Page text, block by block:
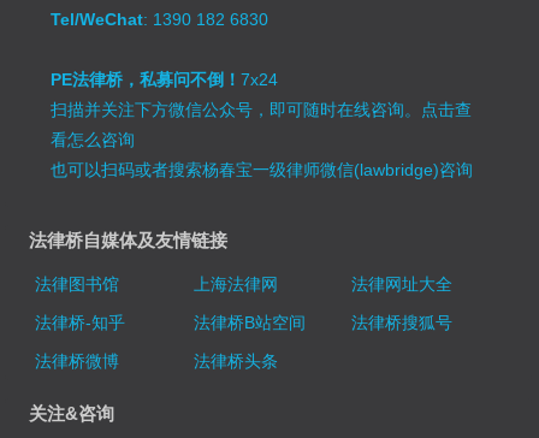
Tel/WeChat: 1390 182 6830
PE法律桥，私募问不倒！7x24
扫描并关注下方微信公众号，即可随时在线咨询。 点击查
看怎么咨询
也可以扫码或者搜索杨春宝一级律师微信(lawbridge)咨询
法律桥自媒体及友情链接
法律图书馆 上海法律网
法律网址大全
法律桥-知乎
法律桥B站空间
法律桥搜狐号
法律桥微博
法律桥头条
关注&咨询